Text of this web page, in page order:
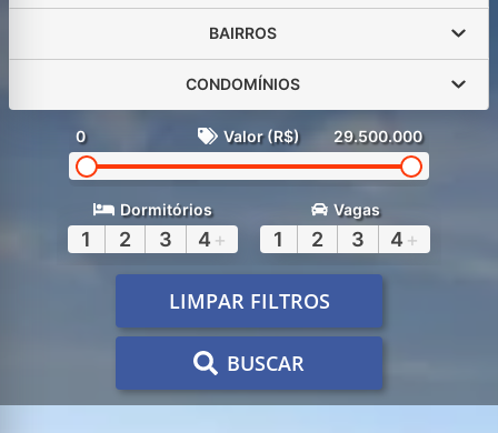
BAIRROS
CONDOMÍNIOS
0 Valor (R$) 29.500.000
Dormitórios
1 2 3 4 +
Vagas
1 2 3 4 +
LIMPAR FILTROS
BUSCAR